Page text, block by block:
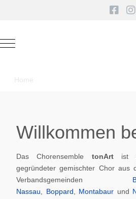
Mobile Menu Toggle
Home
Willkommen
Das Chorensemble tonArt ist
gegründeter gemischter Chor aus
Verbandsgemeinden
Nassau
Boppard Montabaur und